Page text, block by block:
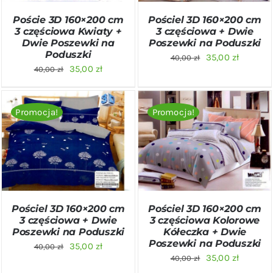
Poście 3D 160×200 cm
3 częściowa Kwiaty +
Dwie Poszewki na
Poduszki
40,00zł
Pierwotna
wynosiła:
40,00 zł.
35,00 złAktualna
wynosi:
35,00 zł.
Pościel 3D 160×200 cm
3 częściowa + Dwie
Poszewki na Poduszki
40,00zł
Pierwotna
wynosiła:
40,00 zł.
35,00 zł
wynosi:
35,00
Promocja!
DODAJ DO KOSZYKA
/
SZCZEGÓŁY
Pościel 3D 160×200 cm
3 częściowa + Dwie
Poszewki na Poduszki
40,00zł
Pierwotna
35,00 złAktualna
Promocja!
DODAJ DO KOSZYKA
/
SZCZEGÓŁY
Pościel 3D 160×200 cm
3 częściowa Kolorowe
Kółeczka + Dwie
Poszewki na Poduszki
40,00zł
Pierwotna
35,00 zł